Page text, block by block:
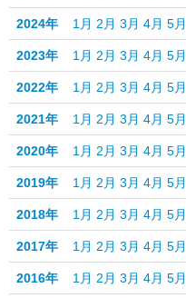
2024年 1月 2月 3月 4月 5月
2023年 1月 2月 3月 4月 5月
2022年 1月 2月 3月 4月 5月
2021年 1月 2月 3月 4月 5月
2020年 1月 2月 3月 4月 5月
2019年 1月 2月 3月 4月 5月
2018年 1月 2月 3月 4月 5月
2017年 1月 2月 3月 4月 5月
2016年 1月 2月 3月 4月 5月